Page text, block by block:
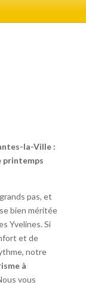
la-Ville :
printemps
pas, et
bien méritée
Yvelines. Si
et de
notre
à
vous